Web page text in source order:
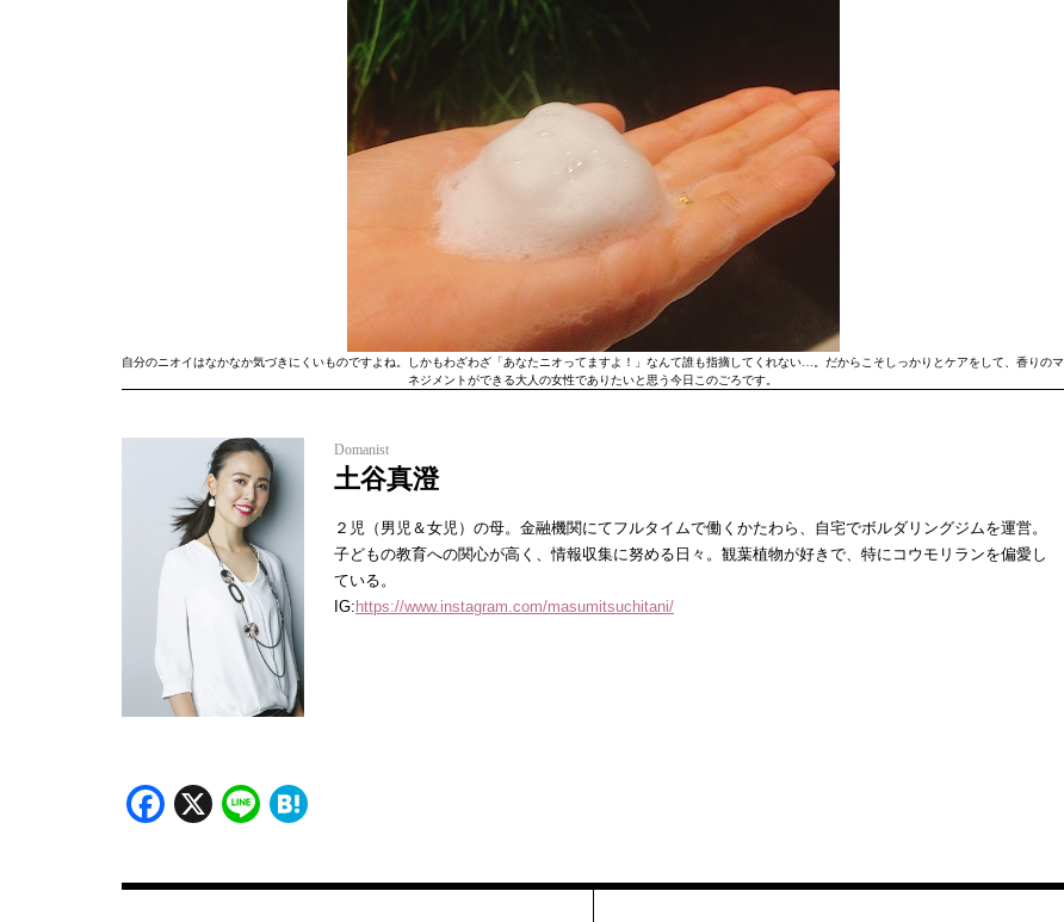
自分のニオイはなかなか気づきにくいものですよね。しかもわざわざ「あなたニオってますよ！」なんて誰も指摘してくれない…。だからこそしっかりとケアをして、香りのマ
ネジメントができる大人の女性でありたいと思う今日このごろです。
Domanist
土谷真澄
２児（男児＆女児）の母。金融機関にてフルタイムで働くかたわら、自宅でボルダリングジムを運営。
子どもの教育への関心が高く、情報収集に努める日々。観葉植物が好きで、特にコウモリランを偏愛し
ている。
IG: https://www.instagram.com/masumitsuchitani/
Facebook
X Line